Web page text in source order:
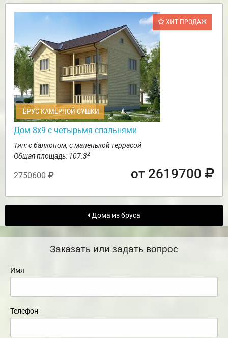
ХИТ ПРОДАЖ
БРУС КАМЕРНОЙ СУШКИ
Дом 8х9 с четырьмя спальнями
Тип: с балконом, с маленькой террасой
Общая площадь: 107.32
2750600 от 2619700
Дома из бруса
Заказать или задать вопрос
Имя
Телефон